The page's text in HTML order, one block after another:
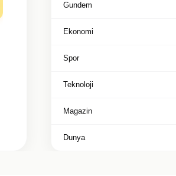
Gundem
Ekonomi
Spor
Teknoloji
Magazin
Dunya